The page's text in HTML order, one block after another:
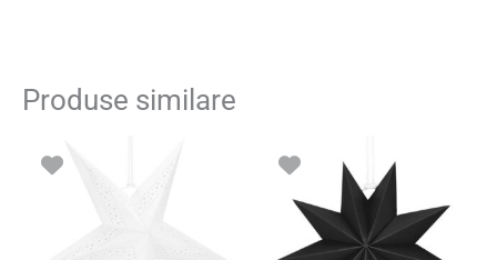
Produse similare
inițial
a
fost:
19.00 lei.
curent
este:
9.00 lei.